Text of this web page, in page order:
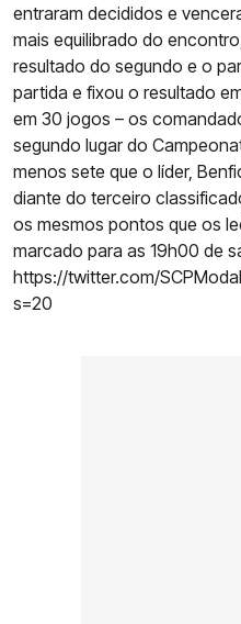
entraram decididos e
mais equilibrado do
resultado do segundo e o
partida e fixou o resultado
em 30 jogos – os
segundo lugar do
menos sete que o líder,
diante do terceiro
os mesmos pontos que os
marcado para as 19h00 de
https://twitter.com/
s=20